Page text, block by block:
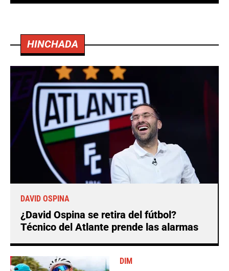
HINCHADA
DAVID OSPINA
¿David Ospina se retira del fútbol?
Técnico del Atlante prende las alarmas
DIM